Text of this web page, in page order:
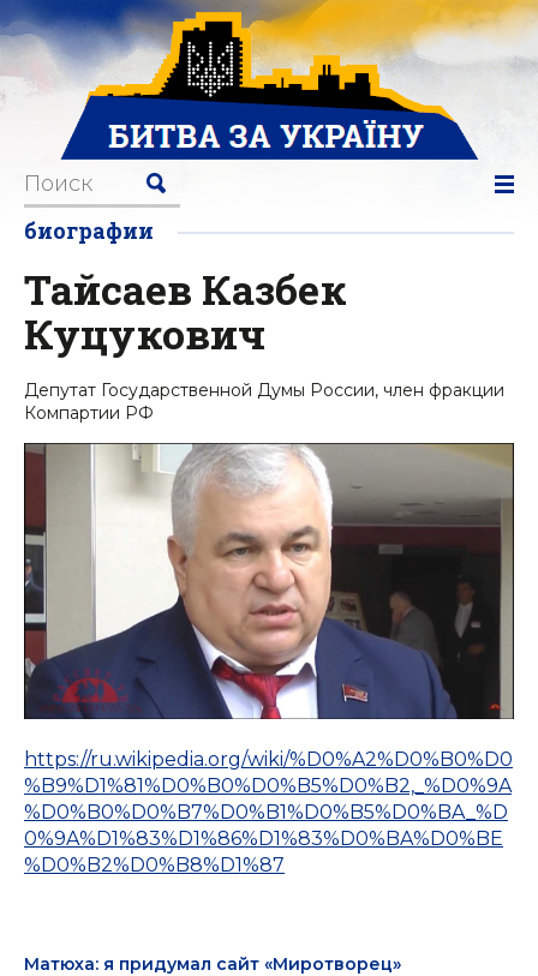
биографии
Тайсаев Казбек
Куцукович
Депутат Государственной Думы России, член фракции
Компартии РФ
https://ru.wikipedia.org/wiki/%D0%A2%D0%B0%D0
%B9%D1%81%D0%B0%D0%B5%D0%B2,_%D0%9A
%D0%B0%D0%B7%D0%B1%D0%B5%D0%BA_%D
0%9A%D1%83%D1%86%D1%83%D0%BA%D0%BE
%D0%B2%D0%B8%D1%87
Матюха: я придумал сайт «Миротворец»